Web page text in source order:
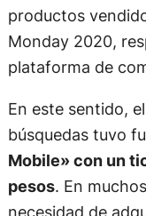
productos
Monday 2020,
plataforma de
En este sentido,
búsquedas tuvo
Mobile» con un
pesos. En
necesidad de